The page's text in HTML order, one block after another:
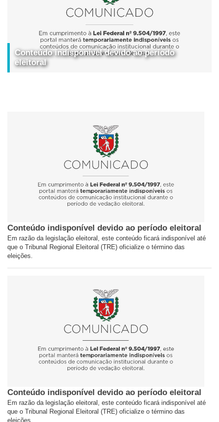
Conteúdo indisponível devido ao período
eleitoral
Conteúdo indisponível devido ao período eleitoral
Em razão da legislação eleitoral, este conteúdo ficará indisponível até
que o Tribunal Regional Eleitoral (TRE) oficialize o término das
eleições.
Conteúdo indisponível devido ao período eleitoral
Em razão da legislação eleitoral, este conteúdo ficará indisponível até
que o Tribunal Regional Eleitoral (TRE) oficialize o término das
eleições.